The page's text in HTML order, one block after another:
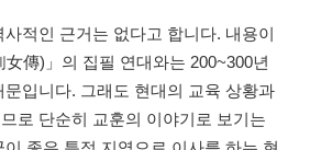
적인 근거는 없다고 합니다. 내용이
傳)」의 집필 연대와는 200~300년
입니다. 그래도 현대의 교육 상황과
로 단순히 교훈의 이야기로 보기는